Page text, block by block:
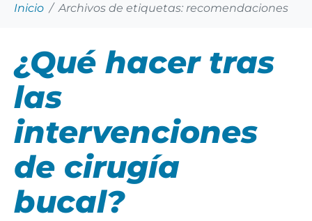
Inicio Archivos de etiquetas: recomendaciones
¿Qué hacer tras
las
intervenciones
de cirugía
bucal?